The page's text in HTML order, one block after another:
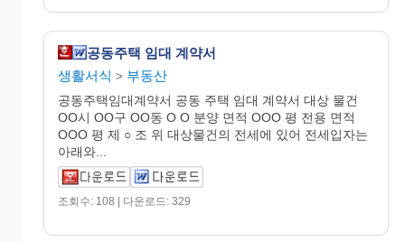
공동주택 임대 계약서
생활서식 > 부동산
공동주택임대계약서 공동 주택 임대 계약서 대상 물건
OO시 OO구 OO동 O O 분양 면적 OOO 평 전용 면적
OOO 평 제 ○ 조 위 대상물건의 전세에 있어 전세입자는
아래와...
조회수: 108 | 다운로드: 329